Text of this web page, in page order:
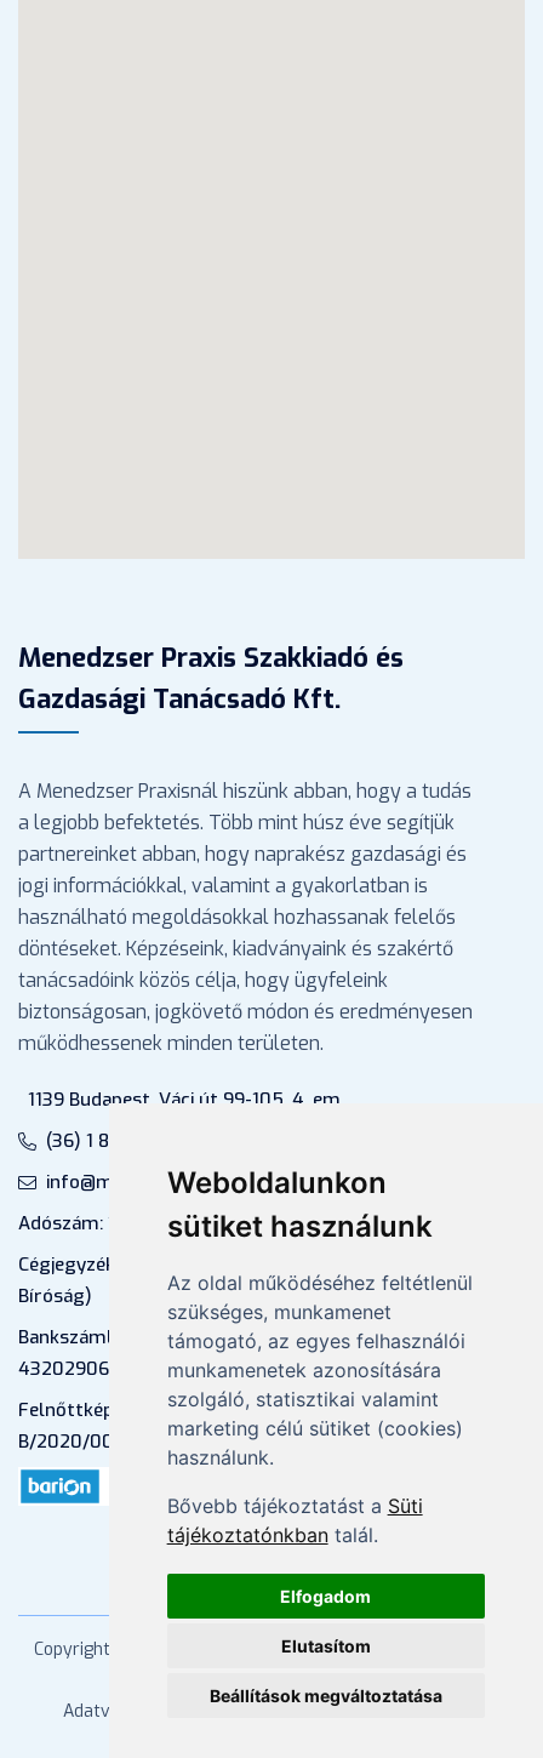
Weboldalunkon
sütiket használunk
Az oldal működéséhez feltétlenül
szükséges, munkamenet
támogató, az egyes felhasználói
munkamenetek azonosítására
szolgáló, statisztikai valamint
marketing célú sütiket (cookies)
használunk.
Bővebb tájékoztatást a Süti
tájékoztatónkbantalál.
Elfogadom
Elutasítom
Beállítások megváltoztatása
Menedzser Praxis Szakkiadó és
Gazdasági Tanácsadó Kft.
A Menedzser Praxisnál hiszünk abban, hogy a tudás
a legjobb befektetés. Több mint húsz éve segítjük
partnereinket abban, hogy naprakész gazdasági és
jogi információkkal, valamint a gyakorlatban is
használható megoldásokkal hozhassanak felelős
döntéseket. Képzéseink, kiadványaink és szakértő
tanácsadóink közös célja, hogy ügyfeleink
biztonságosan, jogkövető módon és eredményesen
működhessenek minden területen.
1139 Budapest, Váci út 99-105. 4. em.
(36) 1 880 76 00
info@mprx.hu
Adószám: 13598145-2-41
Cégjegyzékszám: 01-09-883770 (Fővárosi
Bíróság)
Bankszámlaszám: CIB Bank, 10700581-
43202906-51100005
Felnőttképzési nyilvántartási szám:
B/2020/000053
Copyright 2026 Mprx. Minden jog fenntartva
Adatvédelem
ÁSZF Impresszum